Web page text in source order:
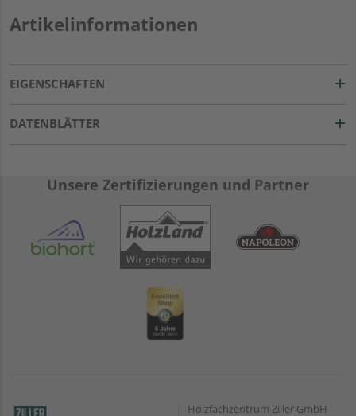
Artikelinformationen
EIGENSCHAFTEN
DATENBLÄTTER
Unsere Zertifizierungen und Partner
Holzfachzentrum Ziller GmbH